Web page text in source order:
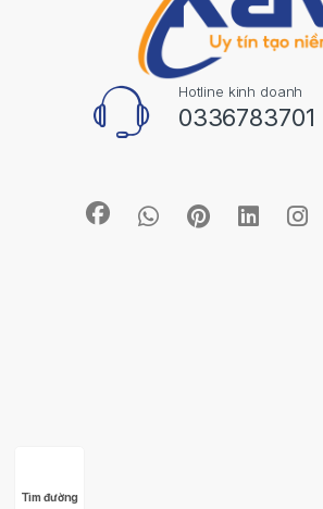
Hotline kinh doanh
0336783701
Tìm đường